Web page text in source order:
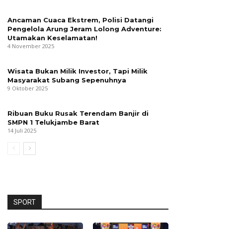
Ancaman Cuaca Ekstrem, Polisi Datangi
Pengelola Arung Jeram Lolong Adventure:
Utamakan Keselamatan!
4 November 2025
Wisata Bukan Milik Investor, Tapi Milik
Masyarakat Subang Sepenuhnya
9 Oktober 2025
Ribuan Buku Rusak Terendam Banjir di
SMPN 1 Telukjambe Barat
14 Juli 2025
SPORT